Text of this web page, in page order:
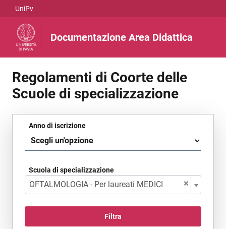
Vai al contenuto
UniPv
Documentazione Area Didattica
Documentazione area
Regolamenti di Coorte delle
Scuole di specializzazione
Filtro di ricerca dei documenti
Anno di iscrizione
Scuola di specializzazione
×
OFTALMOLOGIA - Per laureati MEDICI
Filtra